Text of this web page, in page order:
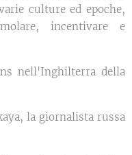
culture ed epoche,
incentivare e
nell'Inghilterra della
la giornalista russa